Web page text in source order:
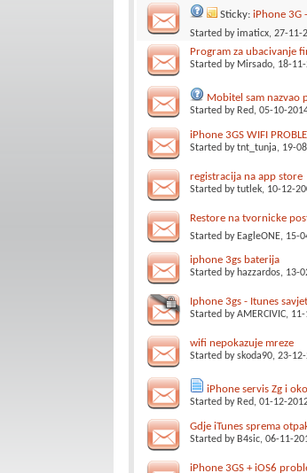
Sticky: iPhone 3G
Started byimaticx, 27-11-
Program za ubacivanje
Started by Mirsado, 18-
Mobitel sam nazvao
Started by Red, 05-10-
iPhone 3GS WIFI
Started bytnt_tunja, 19-
registracija na app store
Started bytutlek, 10-12-
Restore na tvornicke
Started by EagleONE, 15-
iphone 3gs baterija
Started by hazzardos, 13-
Iphone 3gs - Itunes savjet
Started byAMERCIVIC, 11-
wifi nepokazuje mreze
Started byskoda90, 23-
iPhone servis Zg i
Started by Red, 01-12-
Gdje iTunes sprema
Started by B4sic, 06-11-
iPhone 3GS + iOS6